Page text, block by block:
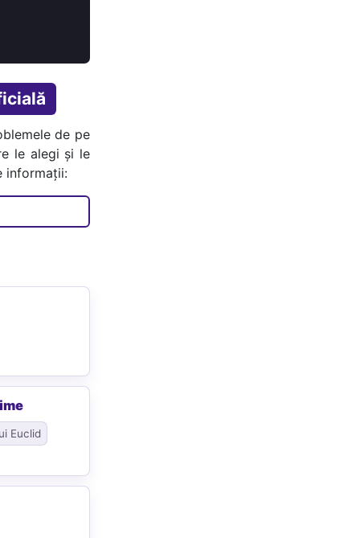
de pe
le alegi și le
informații:
Euclid